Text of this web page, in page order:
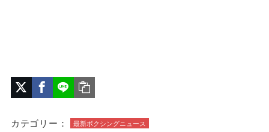
カテゴリー： 最新ボクシングニュース